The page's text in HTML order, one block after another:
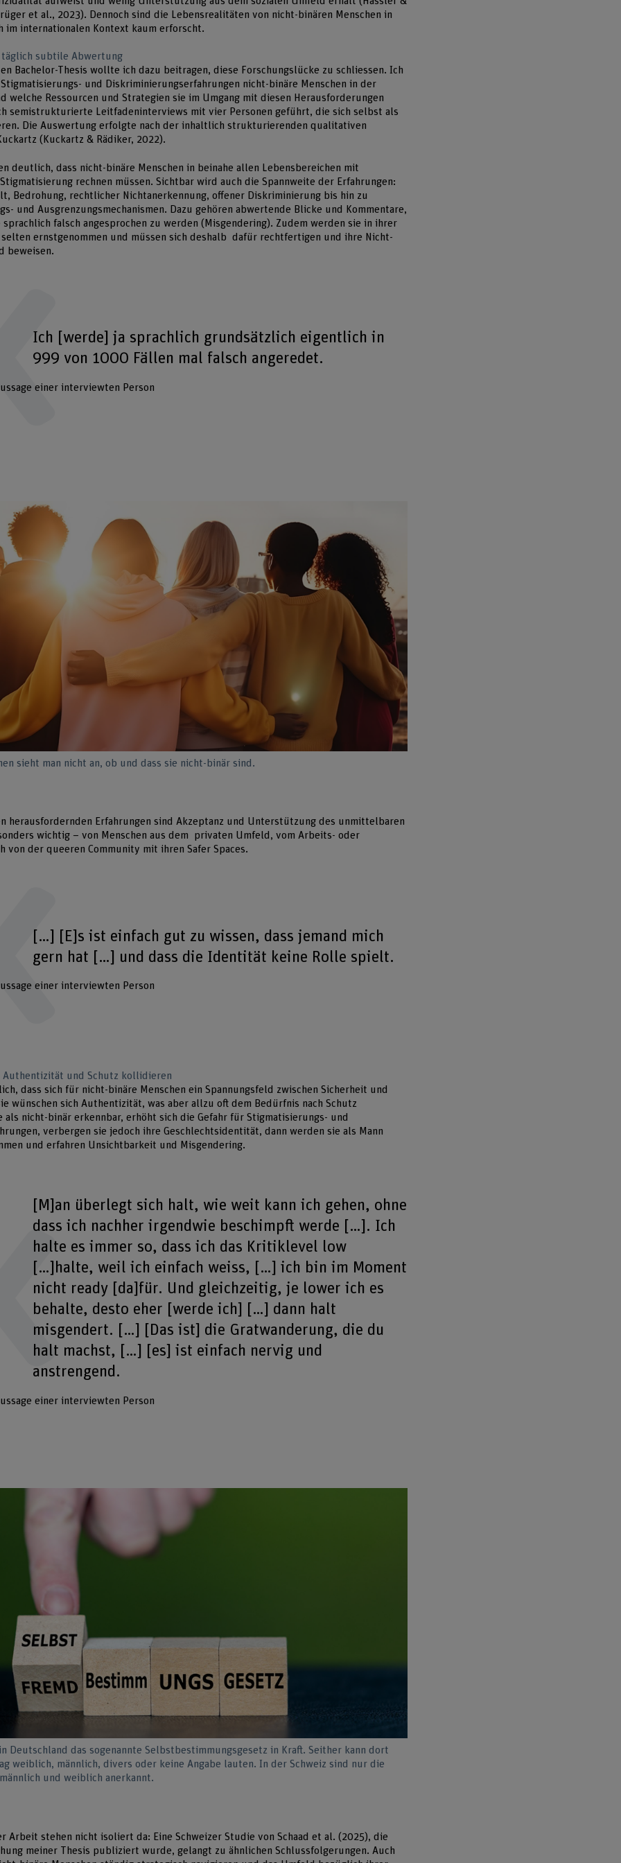
et al., 2023). Dennoch sind die Lebensrealitäten von nicht-binären Menschen in
im internationalen Kontext kaum erforscht.
subtile Abwertung
Bachelor-Thesis wollte ich dazu beitragen, diese Forschungslücke zu schliessen. Ich
und Diskriminierungserfahrungen nicht-binäre Menschen in der
welche Ressourcen und Strategien sie im Umgang mit diesen Herausforderungen
semistrukturierte Leitfadeninterviews mit vier Personen geführt, die sich selbst als
Die Auswertung erfolgte nach der inhaltlich strukturierenden qualitativen
(Kuckartz & Rädiker, 2022).
deutlich, dass nicht-binäre Menschen in beinahe allen Lebensbereichen mit
rechnen müssen. Sichtbar wird auch die Spannweite der Erfahrungen:
Bedrohung, rechtlicher Nichtanerkennung, offener Diskriminierung bis hin zu
und Ausgrenzungsmechanismen. Dazu gehören abwertende Blicke und Kommentare,
falsch angesprochen zu werden (Misgendering). Zudem werden sie in ihrer
ernstgenommen und müssen sich deshalb dafür rechtfertigen und ihre Nicht-
beweisen.
Ich [werde] ja sprachlich grundsätzlich eigentlich in
999 von 1000 Fällen mal falsch angeredet.
einer interviewten Person
sieht man nicht an, ob und dass sie nicht-binär sind.
herausfordernden Erfahrungen sind Akzeptanz und Unterstützung des unmittelbaren
wichtig – von Menschen aus dem privaten Umfeld, vom Arbeits- oder
von der queeren Community mit ihren Safer Spaces.
[…] [E]s ist einfach gut zu wissen, dass jemand mich
gern hat […] und dass die Identität keine Rolle spielt.
einer interviewten Person
Authentizität und Schutz kollidieren
dass sich für nicht-binäre Menschen ein Spannungsfeld zwischen Sicherheit und
wünschen sich Authentizität, was aber allzu oft dem Bedürfnis nach Schutz
nicht-binär erkennbar, erhöht sich die Gefahr für Stigmatisierungs- und
verbergen sie jedoch ihre Geschlechtsidentität, dann werden sie als Mann
und erfahren Unsichtbarkeit und Misgendering.
[M]an überlegt sich halt, wie weit kann ich gehen, ohne
dass ich nachher irgendwie beschimpft werde […]. Ich
halte es immer so, dass ich das Kritiklevel low
[…]halte, weil ich einfach weiss, […] ich bin im Moment
nicht ready [da]für. Und gleichzeitig, je lower ich es
behalte, desto eher [werde ich] […] dann halt
misgendert. […] [Das ist] die Gratwanderung, die du
halt machst, […] [es] ist einfach nervig und
anstrengend.
einer interviewten Person
Deutschland das sogenannte Selbstbestimmungsgesetz in Kraft. Seither kann dort
weiblich, männlich, divers oder keine Angabe lauten. In der Schweiz sind nur die
und weiblich anerkannt.
Arbeit stehen nicht isoliert da: Eine Schweizer Studie von Schaad et al. (2025), die
meiner Thesis publiziert wurde, gelangt zu ähnlichen Schlussfolgerungen. Auch